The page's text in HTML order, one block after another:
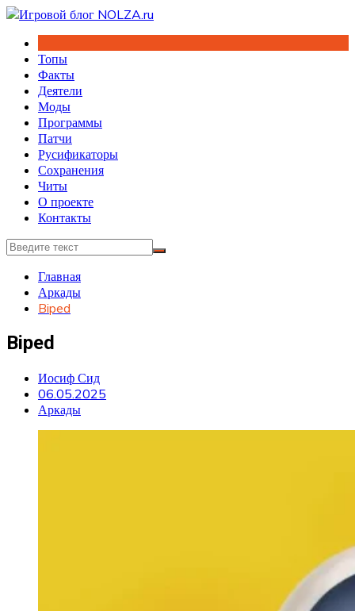
Перейти
содержимому
Топы
Факты
Деятели
Моды
Программы
Патчи
Русификаторы
Сохранения
Читы
О проекте
Контакты
Главная
Аркады
Biped
Biped
Иосиф Сид
06.05.2025
Аркады